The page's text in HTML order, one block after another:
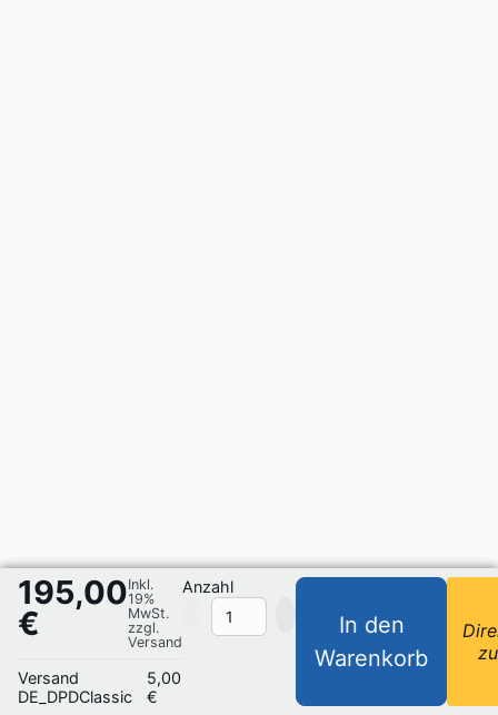
195,00
€
Inkl.
19%
MwSt.
zzgl.
Versand
Versand
DE_DPDClassic
5,00
€
Anzahl
In den
Warenkorb
zu